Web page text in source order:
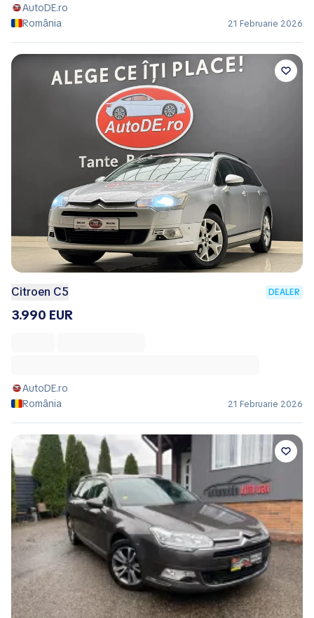
AutoDE.ro
România
21 Februarie 2026
Citroen C5 DEALER
3.990 EUR
AutoDE.ro
România
21 Februarie 2026